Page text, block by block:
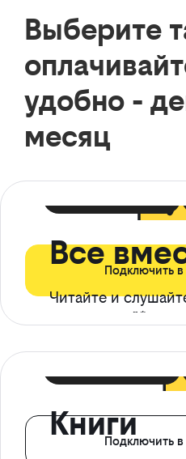
Выберите
удобно -
месяц
Все
Читайте и
ограничений*
Подключить
КнигиПодключить